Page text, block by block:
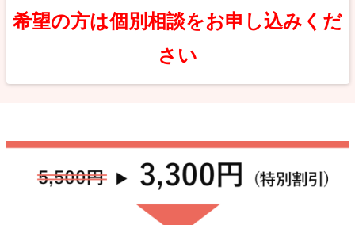
希望の方は個別相談をお申し込みくだ
さい